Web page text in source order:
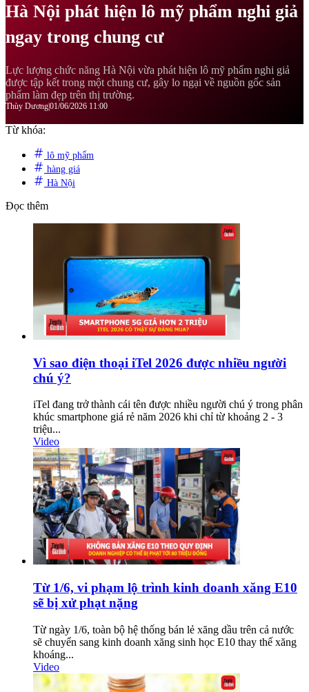
Hà Nội phát hiện lô mỹ phẩm nghi giả
ngay trong chung cư
Lực lượng chức năng Hà Nội vừa phát hiện lô mỹ phẩm nghi giả
được tập kết trong một chung cư, gây lo ngại về nguồn gốc sản
phẩm làm đẹp trên thị trường.
Thùy Dương01/06/2026 11:00
Từ khóa:
lô mỹ phẩm
hàng giá
Hà Nội
Đọc thêm
Vì sao điện thoại iTel 2026 được nhiều người
chú ý?
iTel đang trở thành cái tên được nhiều người chú ý trong phân
khúc smartphone giá rẻ năm 2026 khi chỉ từ khoảng 2 - 3
triệu...
Video
Từ 1/6, vi phạm lộ trình kinh doanh xăng E10
sẽ bị xử phạt nặng
Từ ngày 1/6, toàn bộ hệ thống bán lẻ xăng dầu trên cả nước
sẽ chuyển sang kinh doanh xăng sinh học E10 thay thế xăng
khoáng...
Video